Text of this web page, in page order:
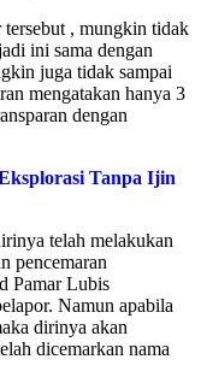
, mungkin tidak
ini sama dengan
juga tidak sampai
mengatakan hanya 3
dengan
Tanpa Ijin
telah melakukan
pencemaran
Pamar Lubis
Namun apabila
dirinya akan
dicemarkan nama